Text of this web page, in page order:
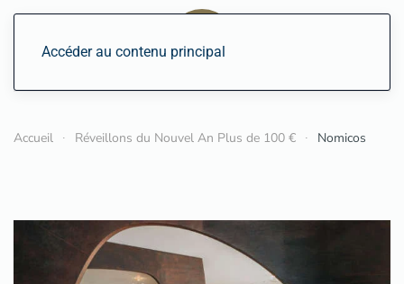
Accéder au contenu principal
Accueil Réveillons du Nouvel An Plus de 100 € Nomicos